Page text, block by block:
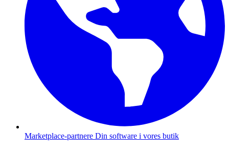
Marketplace-partnere Din software i vores butik